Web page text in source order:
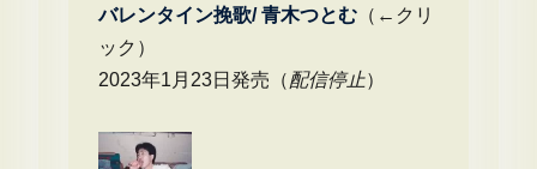
バレンタイン挽歌/ 青木つとむ（←クリ
ック）
2023年1月23日発売（配信停止）